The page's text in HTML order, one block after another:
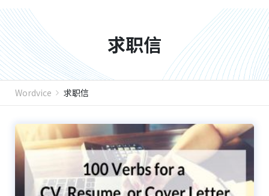
求职信
Wordvice 求职信